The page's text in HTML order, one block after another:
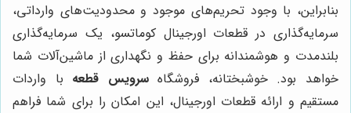
بنابراین، با وجود تحریم‌های موجود و محدودیت‌های وارداتی،
سرمایه‌گذاری در قطعات اورجینال کوماتسو، یک سرمایه‌گذاری
بلندمدت و هوشمندانه برای حفظ و نگهداری از ماشین‌آلات شما
خواهد بود. خوشبختانه، فروشگاهسرویس قطعه با واردات
مستقیم و ارائه قطعات اورجینال، این امکان را برای شما فراهم